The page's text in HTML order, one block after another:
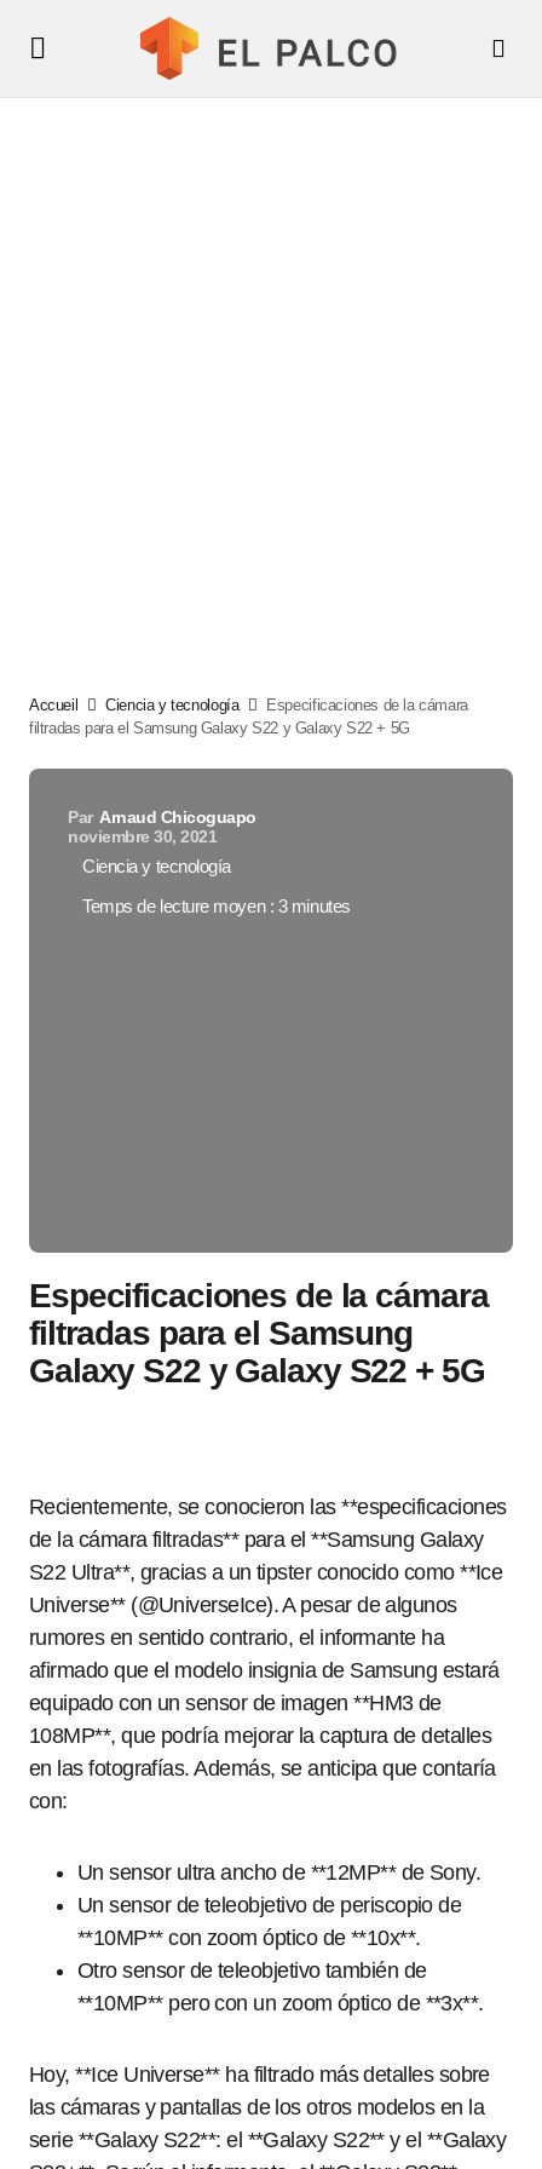
Accueil Ciencia y tecnología
Especificaciones de la cámara
filtradas para el Samsung Galaxy S22 y Galaxy S22 + 5G
Par Arnaud Chicoguapo
noviembre 30, 2021
Ciencia y tecnología
Temps de lecture moyen : 3 minutes
Especificaciones de la cámara
filtradas para el Samsung
Galaxy S22 y Galaxy S22 + 5G
Recientemente, se conocieron las **especificaciones
de la cámara filtradas** para el **Samsung Galaxy
S22 Ultra**, gracias a un tipster conocido como **Ice
Universe** (@UniverseIce). A pesar de algunos
rumores en sentido contrario, el informante ha
afirmado que el modelo insignia de Samsung estará
equipado con un sensor de imagen **HM3 de
108MP**, que podría mejorar la captura de detalles
en las fotografías. Además, se anticipa que contaría
con:
Un sensor ultra ancho de **12MP** de Sony.
Un sensor de teleobjetivo de periscopio de
**10MP** con zoom óptico de **10x**.
Otro sensor de teleobjetivo también de
**10MP** pero con un zoom óptico de **3x**.
Hoy, **Ice Universe** ha filtrado más detalles sobre
las cámaras y pantallas de los otros modelos en la
serie **Galaxy S22**: el **Galaxy S22** y el **Galaxy